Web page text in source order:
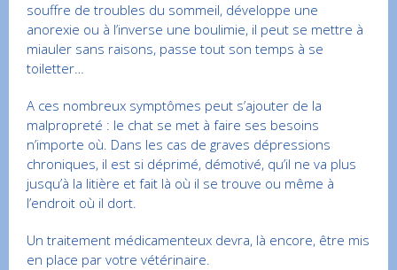
souffre de troubles du sommeil, développe une
anorexie ou à l’inverse une boulimie, il peut se mettre à
miauler sans raisons, passe tout son temps à se
toiletter…
A ces nombreux symptômes peut s’ajouter de la
malpropreté : le chat se met à faire ses besoins
n’importe où. Dans les cas de graves dépressions
chroniques, il est si déprimé, démotivé, qu’il ne va plus
jusqu’à la litière et fait là où il se trouve ou même à
l’endroit où il dort.
Un traitement médicamenteux devra, là encore, être mis
en place par votre vétérinaire.